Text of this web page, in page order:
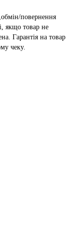
повернення
якщо товар не
Гарантія на товар
чеку.